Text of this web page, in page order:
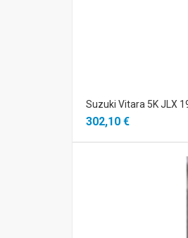
Suzuki Vitara 5K JLX
302,10 €